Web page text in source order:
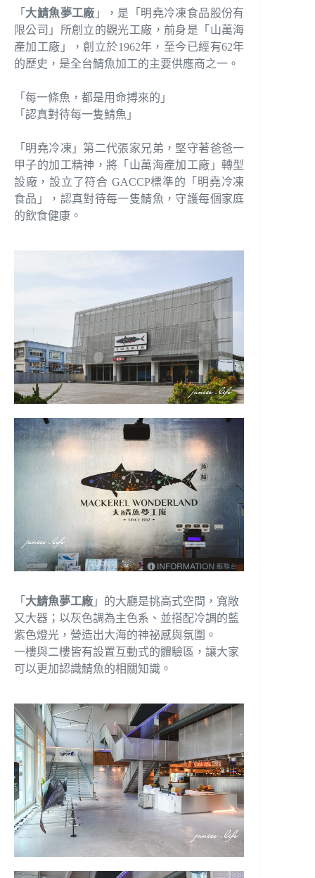
「 大鯖魚夢工廠 」，是「明堯冷凍食品股份有
限公司」所創立的觀光工廠，前身是「山萬海
產加工廠」，創立於1962年，至今已經有62年
的歷史，是全台鯖魚加工的主要供應商之一。
「每一條魚，都是用命搏來的」
「認真對待每一隻鯖魚」
「明堯冷凍」第二代張家兄弟，堅守著爸爸一
甲子的加工精神，將「山萬海產加工廠」轉型
設廠，設立了符合 GACCP標準的「明堯冷凍
食品」，認真對待每一隻鯖魚，守護每個家庭
的飲食健康。
「 大鯖魚夢工廠 」的大廳是挑高式空間，寬敞
又大器；以灰色調為主色系、並搭配冷調的藍
紫色燈光，營造出大海的神祕感與氛圍。
一樓與二樓皆有設置互動式的體驗區，讓大家
可以更加認識鯖魚的相關知識。